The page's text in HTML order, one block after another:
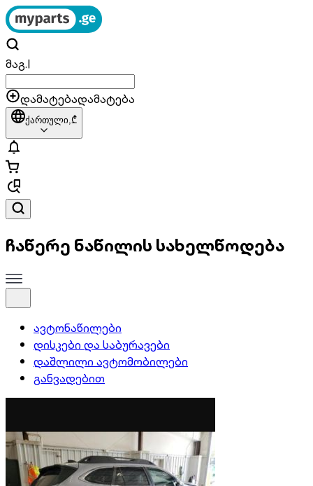
მაგ.|
დამატებადამატება
ქართული,₾
ჩაწერე ნაწილის სახელწოდება
ავტონაწილები
დისკები და საბურავები
დაშლილი ავტომობილები
განვადებით